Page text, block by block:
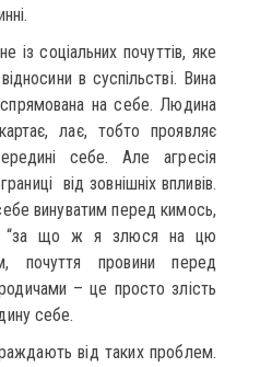
із соціальних почуттів, яке
в суспільстві. Вина
на себе. Людина
лає, тобто проявляє
себе. Але агресія
від зовнішніх впливів.
винуватим перед кимось,
“за що ж я злюся на цю
почуття провини перед
– це просто злість
себе.
від таких проблем.